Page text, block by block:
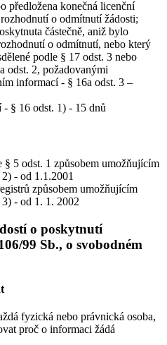
předložena konečná licenční
o odmítnutí žádosti;
částečně, aniž bylo
o odmítnutí, nebo který
podle § 17 odst. 3 nebo
odst. 2, požadovanými
informací - § 16a odst. 3 –
§ 16 odst. 1) - 15 dnů
5 odst. 1 způsobem umožňujícím
- od 1.1.2001
způsobem umožňujícím
- od 1. 1. 2002
o poskytnutí
99 Sb., o svobodném
fyzická nebo právnická osoba,
proč o informaci žádá